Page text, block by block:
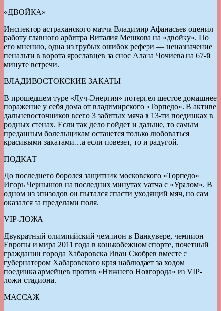
«ДВОЙКА»
Инспектор астраханского матча Владимир Афанасьев оценил
работу главного арбитра Виталия Мешкова на «двойку». По
его мнению, одна из грубых ошибок рефери — неназначение
пенальти в ворота ярославцев за снос Алана Чочиева на 67-й
минуте встречи.
ВЛАДИВОСТОКСКИЕ ЗАКАТЫ
В прошедшем туре «Луч-Энергия» потерпел шестое домашнее
поражение у себя дома от владимирского «Торпедо». В активе
дальневосточников всего 3 забитых мяча в 13-ти поединках в
родных стенах. Если так дело пойдет и дальше, то самым
преданным болельщикам останется только любоваться
красивыми закатами…а если повезет, то и радугой.
ПОДКАТ
До последнего боролся защитник московского «Торпедо»
Игорь Чернышов на последних минутах матча с «Уралом». В
одном из эпизодов он пытался спасти уходящий мяч, но сам
оказался за пределами поля.
VIP-ЛОЖА
Двукратный олимпийский чемпион в Ванкувере, чемпион
Европы и мира 2011 года в конькобежном спорте, почетный
гражданин города Хабаровска Иван Скобрев вместе с
губернатором Хабаровского края наблюдает за ходом
поединка армейцев против «Нижнего Новгорода» из VIP-
ложи стадиона.
МАССАЖ